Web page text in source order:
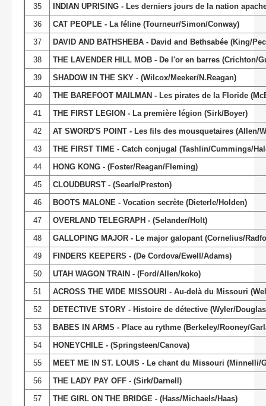
35
INDIAN UPRISING - Les derniers jours de la nation
36
CAT PEOPLE - La féline (Tourneur/Simon/Conway)
37
DAVID AND BATHSHEBA - David and Bethsabée (King/
38
THE LAVENDER HILL MOB - De l'or en barres (Crichton/
39
SHADOW IN THE SKY - (Wilcox/Meeker/N.Reagan)
40
THE BAREFOOT MAILMAN - Les pirates de la Floride
41
THE FIRST LEGION - La première légion (Sirk/Boyer)
42
AT SWORD'S POINT - Les fils des mousquetaires (Allen/
43
THE FIRST TIME - Catch conjugal (Tashlin/Cummings/
44
HONG KONG - (Foster/Reagan/Fleming)
45
CLOUDBURST - (Searle/Preston)
46
BOOTS MALONE - Vocation secrète (Dieterle/Holden)
47
OVERLAND TELEGRAPH - (Selander/Holt)
48
GALLOPING MAJOR - Le major galopant (Cornelius/
49
FINDERS KEEPERS - (De Cordova/Ewell/Adams)
50
UTAH WAGON TRAIN - (Ford/Allen/koko)
51
ACROSS THE WIDE MISSOURI - Au-delà du Missouri
52
DETECTIVE STORY - Histoire de détective (Wyler/
53
BABES IN ARMS - Place au rythme (Berkeley/Rooney/
54
HONEYCHILE - (Springsteen/Canova)
55
MEET ME IN ST. LOUIS - Le chant du Missouri (Minnelli/
56
THE LADY PAY OFF - (Sirk/Darnell)
57
THE GIRL ON THE BRIDGE - (Hass/Michaels/Haas)